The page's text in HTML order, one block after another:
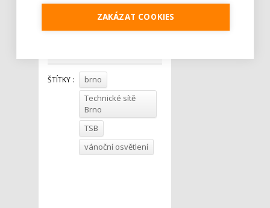
ŠTÍTKY :
brno
Technické sítě
Brno
TSB
vánoční osvětlení
ZAKÁZAT COOKIES